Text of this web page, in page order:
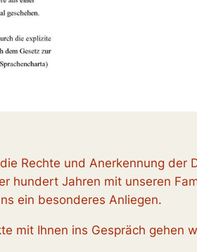
Rechte und Anerkennung der
hundert Jahren mit unseren
ein besonderes Anliegen.
mit Ihnen ins Gespräch gehen